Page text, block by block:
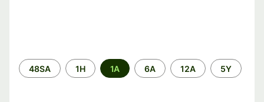
Zaman
aralığı
48SA 1H 1A 6A 12A 5Y